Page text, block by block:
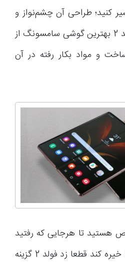
کنید؛ طراحی آن چشم‌نواز و
خیره کننده است. زد فولد 2 بهترین گوشی سامسونگ از
و مواد بکار رفته در آن
هستید تا هرجایی که رفتید
چشم‌ها را به سمت خود خیره کند قطعا زد فولد 2 گزینه